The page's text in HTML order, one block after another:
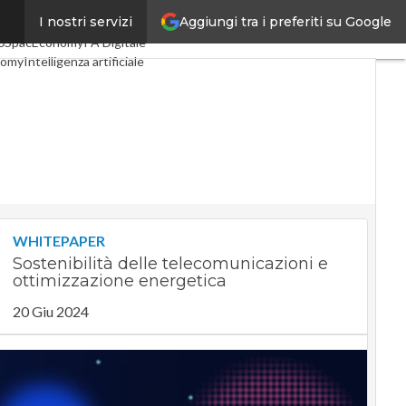
Aggiungi tra i preferiti su Google
I nostri servizi
Digital EconomyTelco
SpacEconomyPA Digitale
Intelligenza artificiale
WHITEPAPER
Sostenibilità delle telecomunicazioni e
ottimizzazione energetica
20 Giu 2024